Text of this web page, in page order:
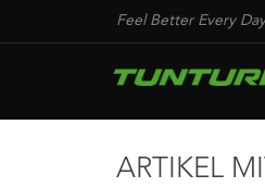
Feel Better Every Day
ARTIKEL